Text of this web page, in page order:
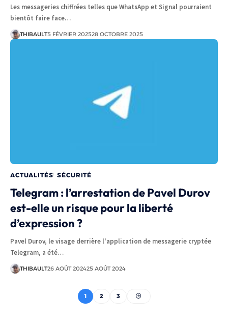
Les messageries chiffrées telles que WhatsApp et Signal pourraient
bientôt faire face…
THIBAULT5 FÉVRIER 202528 OCTOBRE 2025
ACTUALITÉS SÉCURITÉ
Telegram : l’arrestation de Pavel Durov
est-elle un risque pour la liberté
d’expression ?
Pavel Durov, le visage derrière l'application de messagerie cryptée
Telegram, a été…
THIBAULT26 AOÛT 202425 AOÛT 2024
1 2 3